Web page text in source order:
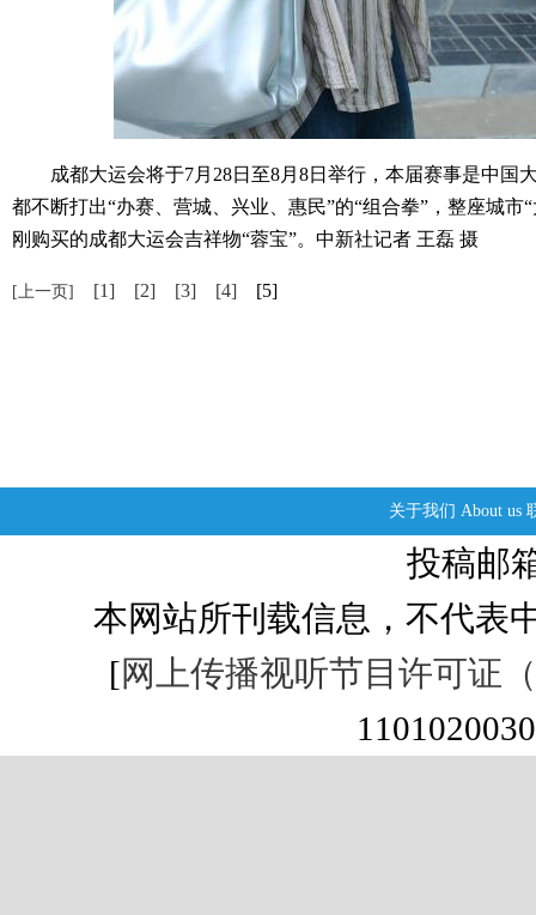
成都大运会将于7月28日至8月8日举行，本届赛事是中国
都不断打出“办赛、营城、兴业、惠民”的“组合拳”，整座城
刚购买的成都大运会吉祥物“蓉宝”。中新社记者 王磊 摄
[上一页] [1] [2] [3] [4] [5]
关于我们 About us
投稿邮
本网站所刊载信息，不代表
[网上传播视听节目许可证